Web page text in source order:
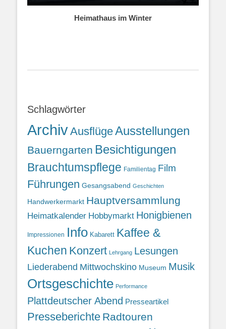
Heimathaus im Winter
Schlagwörter
ArchivAusflügeAusstellungen
Bauerngarten Besichtigungen
Brauchtumspflege Familientag Film
Führungen Gesangsabend Geschichten
Handwerkermarkt Hauptversammlung
Heimatkalender Hobbymarkt Honigbienen
Impressionen Info Kabarett Kaffee &
Kuchen Konzert Lehrgang Lesungen
Liederabend Mittwochskino Museum Musik
Ortsgeschichte Performance
Plattdeutscher Abend Presseartikel
Presseberichte Radtouren